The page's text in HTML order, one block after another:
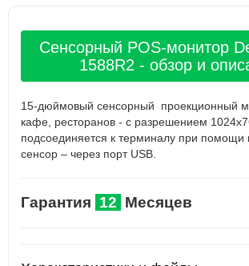
Сенсорный POS-монитор
1588R2 - обзор и
15-дюймовый сенсорный проекционный
кафе, ресторанов - с разрешением
подсоединяется к терминалу при помощи
сенсор – через порт USB.
Гарантия 12 Месяцев